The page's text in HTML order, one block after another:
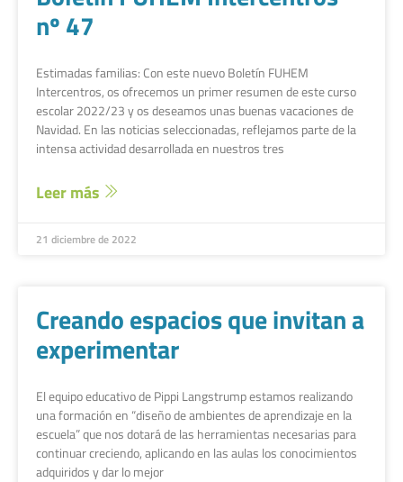
nº 47
Estimadas familias: Con este nuevo Boletín FUHEM
Intercentros, os ofrecemos un primer resumen de este curso
escolar 2022/23 y os deseamos unas buenas vacaciones de
Navidad. En las noticias seleccionadas, reflejamos parte de la
intensa actividad desarrollada en nuestros tres
Leer más
21 diciembre de 2022
Creando espacios que invitan a
experimentar
El equipo educativo de Pippi Langstrump estamos realizando
una formación en “diseño de ambientes de aprendizaje en la
escuela” que nos dotará de las herramientas necesarias para
continuar creciendo, aplicando en las aulas los conocimientos
adquiridos y dar lo mejor